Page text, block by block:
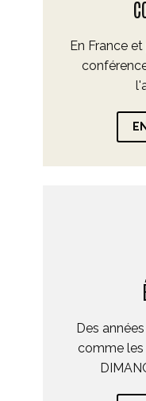
En France
Des
comme les